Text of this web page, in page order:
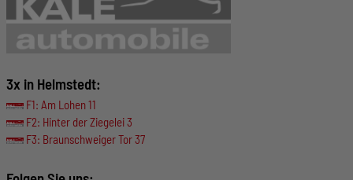
3x in Helmstedt:
F1: Am Lohen 11
F2: Hinter der Ziegelei 3
F3: Braunschweiger Tor 37